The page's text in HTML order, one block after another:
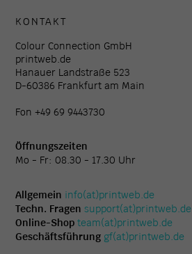
KONTAKT
Colour Connection GmbH
printweb.de
Hanauer Landstraße 523
D-60386 Frankfurt am Main
Fon +49 69 9443730
Öffnungszeiten
Mo - Fr: 08.30 - 17.30 Uhr
Allgemein info(at)printweb.de
Techn. Fragen support(at)printweb.de
Online-Shop team(at)printweb.de
Geschäftsführung gf(at)printweb.de